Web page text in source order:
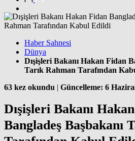
Haber Sahnesi
Dünya
Dışişleri Bakanı Hakan Fidan
Tarık Rahman Tarafından
63 kez okundu | Güncelleme: 6
Dışişleri Bakanı
Bangladeş Başbakanı